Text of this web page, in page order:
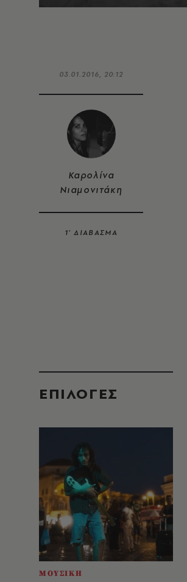
03.01.2016, 20:12
Καρολίνα
Νιαμονιτάκη
1’ ΔΙΑΒΑΣΜΑ
EΠΙΛΟΓΈΣ
ΜΟΥΣΙΚΗ